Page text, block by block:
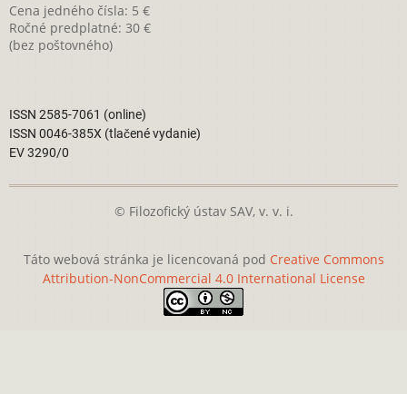
Cena jedného čísla: 5 €
Ročné predplatné: 30 €
(bez poštovného)
ISSN 2585-7061 (online)
ISSN 0046-385X (tlačené vydanie)
EV 3290/0
© Filozofický ústav SAV, v. v. i.
Táto webová stránka je licencovaná pod Creative Commons
Attribution-NonCommercial 4.0 International License